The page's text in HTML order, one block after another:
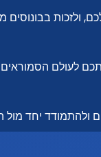
ולזכות בבונוסים
לעולם
ולהתמודד יחד מול